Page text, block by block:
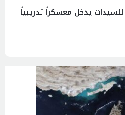
للسيدات يدخل معسكراً تدريبياً